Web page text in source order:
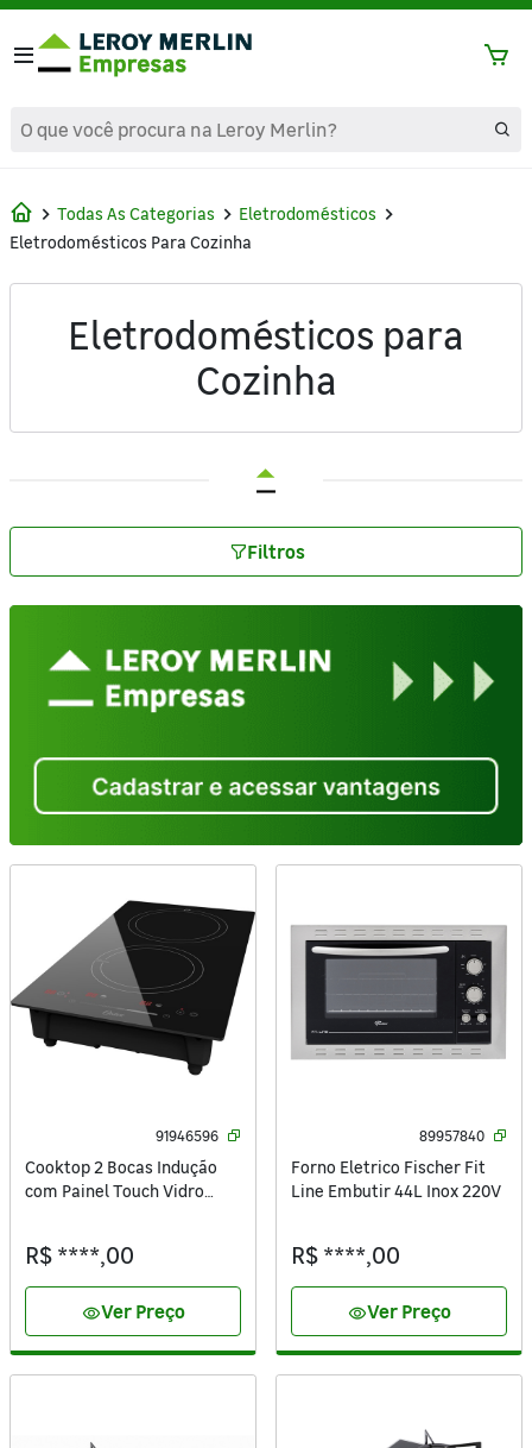
text.skipToContent
text.skipToNavigation
Todas As Categorias
Eletrodomésticos
Eletrodomésticos Para Cozinha
Eletrodomésticos para
Cozinha
Filtros
91946596
Cooktop 2 Bocas Indução
com Painel Touch Vidro
R$ ****,00
visibilityVer Preço
89957840
Forno Eletrico Fischer Fit
Line Embutir 44L Inox 220V
R$ ****,00
visibilityVer Preço